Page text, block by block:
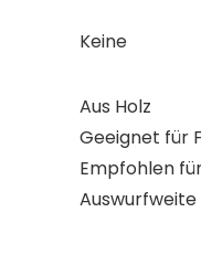
Keine
Aus Holz
Geeignet für
Empfohlen